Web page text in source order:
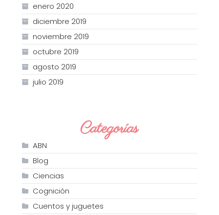
enero 2020
diciembre 2019
noviembre 2019
octubre 2019
agosto 2019
julio 2019
Categorías
ABN
Blog
Ciencias
Cognición
Cuentos y juguetes